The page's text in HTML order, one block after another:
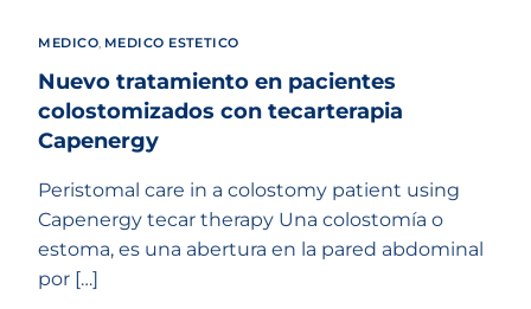
MEDICO, MEDICO ESTETICO
Nuevo tratamiento en pacientes
colostomizados con tecarterapia
Capenergy
Peristomal care in a colostomy patient using
Capenergy tecar therapy Una colostomía o
estoma, es una abertura en la pared abdominal
por […]